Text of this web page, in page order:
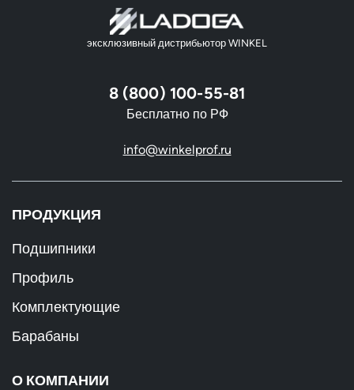
эксклюзивный дистрибьютор WINKEL
8 (800) 100-55-81
Бесплатно по РФ
info@winkelprof.ru
ПРОДУКЦИЯ
Подшипники
Профиль
Комплектующие
Барабаны
О КОМПАНИИ